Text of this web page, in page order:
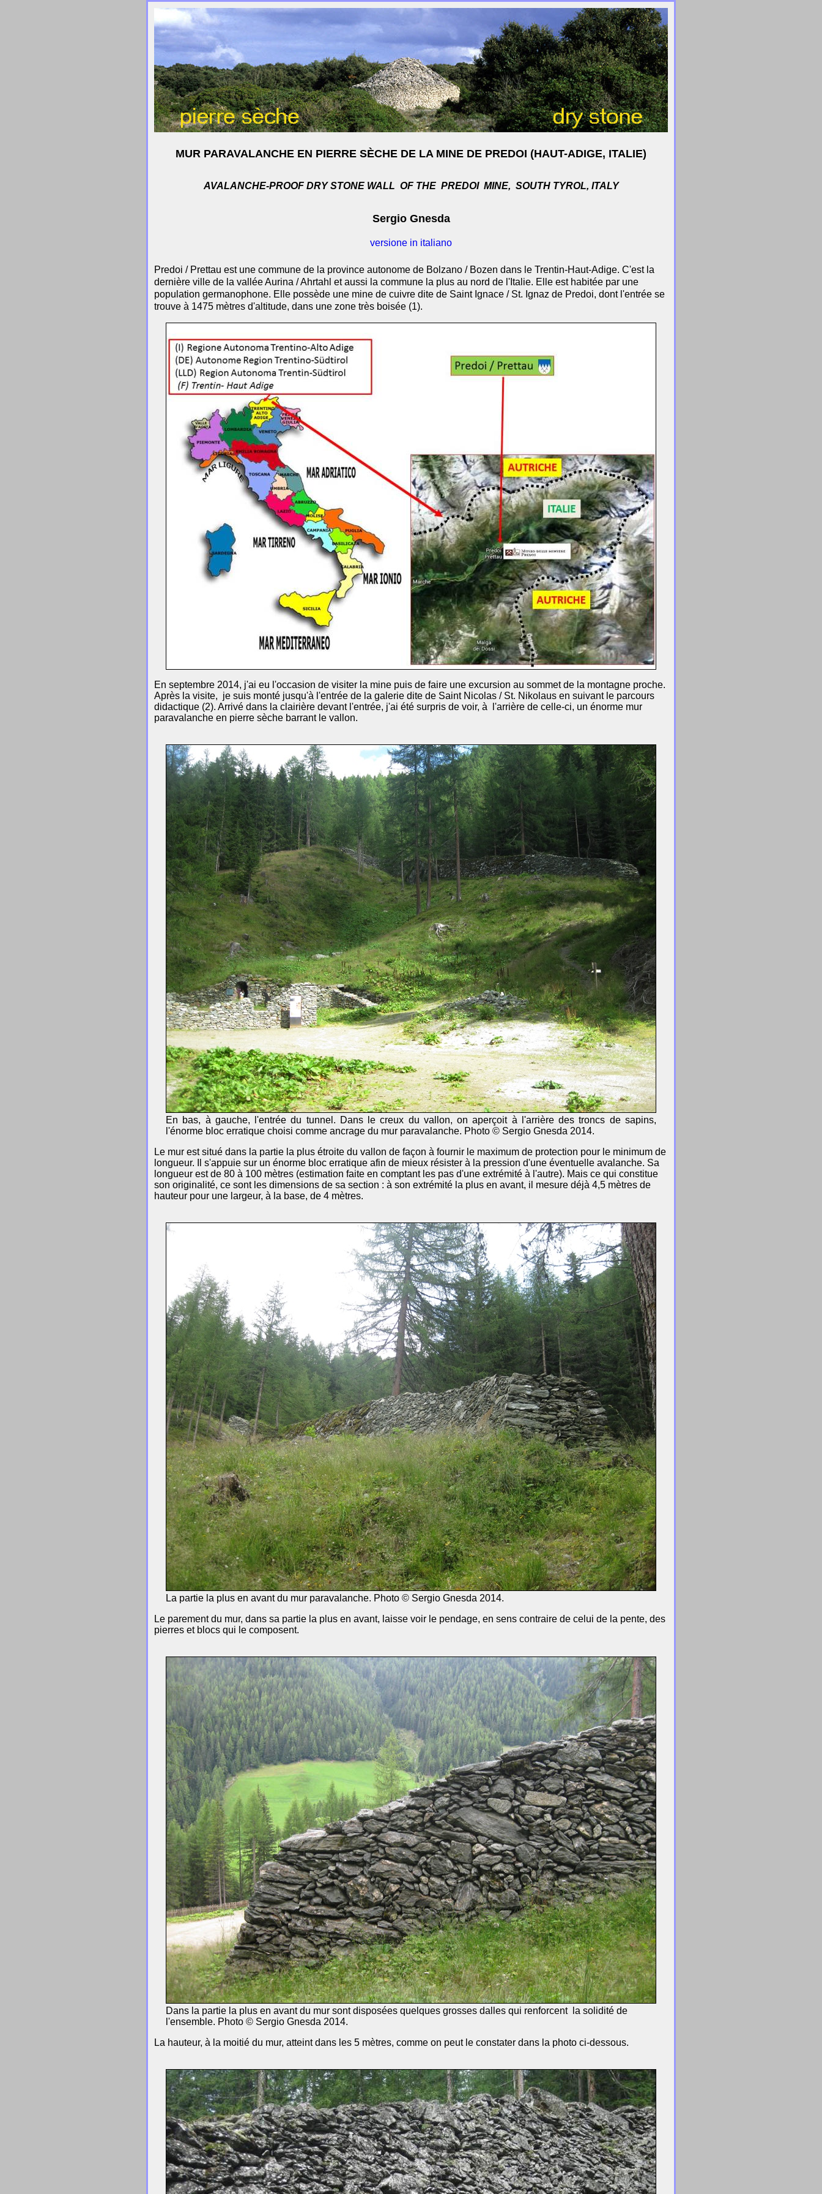
MUR PARAVALANCHE EN PIERRE SÈCHE DE LA MINE DE PREDOI (HAUT-ADIGE, ITALIE)
AVALANCHE-PROOF DRY STONE WALL OF THE PREDOI MINE, SOUTH TYROL, ITALY
Sergio Gnesda
versione in italiano
Predoi / Prettau est une commune de la province autonome de Bolzano / Bozen dans le Trentin-Haut-Adige. C'est la
dernière ville de la vallée Aurina / Ahrtahl et aussi la commune la plus au nord de l'Italie. Elle est habitée par une
population germanophone. Elle possède une mine de cuivre dite de Saint Ignace / St. Ignaz de Predoi, dont l'entrée se
trouve à 1475 mètres d'altitude, dans une zone très boisée (1).
En septembre 2014, j'ai eu l'occasion de visiter la mine puis de faire une excursion au sommet de la montagne proche.
Après la visite, je suis monté jusqu'à l'entrée de la galerie dite de Saint Nicolas / St. Nikolaus en suivant le parcours
didactique (2). Arrivé dans la clairière devant l'entrée, j'ai été surpris de voir, à l'arrière de celle-ci, un énorme mur
paravalanche en pierre sèche barrant le vallon.
En bas, à gauche, l'entrée du tunnel. Dans le creux du vallon, on aperçoit à l'arrière des troncs de sapins,
l'énorme bloc erratique choisi comme ancrage du mur paravalanche. Photo © Sergio Gnesda 2014.
Le mur est situé dans la partie la plus étroite du vallon de façon à fournir le maximum de protection pour le minimum de
longueur. Il s'appuie sur un énorme bloc erratique afin de mieux résister à la pression d'une éventuelle avalanche. Sa
longueur est de 80 à 100 mètres (estimation faite en comptant les pas d'une extrémité à l'autre). Mais ce qui constitue
son originalité, ce sont les dimensions de sa section : à son extrémité la plus en avant, il mesure déjà 4,5 mètres de
hauteur pour une largeur, à la base, de 4 mètres.
La partie la plus en avant du mur paravalanche. Photo © Sergio Gnesda 2014.
Le parement du mur, dans sa partie la plus en avant, laisse voir le pendage, en sens contraire de celui de la pente, des
pierres et blocs qui le composent.
Dans la partie la plus en avant du mur sont disposées quelques grosses dalles qui renforcent la solidité de
l'ensemble. Photo © Sergio Gnesda 2014.
La hauteur, à la moitié du mur, atteint dans les 5 mètres, comme on peut le constater dans la photo ci-dessous.